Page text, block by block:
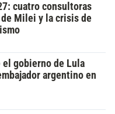
cuatro consultoras
Milei y la crisis de
gobierno de Lula
argentino en